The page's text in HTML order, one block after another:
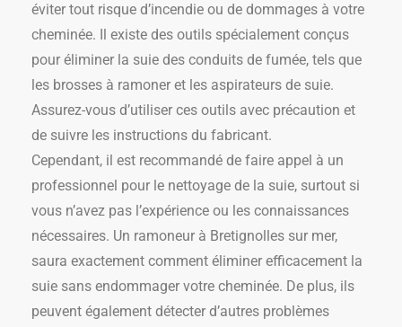
éviter tout risque d’incendie ou de dommages à votre
cheminée. Il existe des outils spécialement conçus
pour éliminer la suie des conduits de fumée, tels que
les brosses à ramoner et les aspirateurs de suie.
Assurez-vous d’utiliser ces outils avec précaution et
de suivre les instructions du fabricant.
Cependant, il est recommandé de faire appel à un
professionnel pour le nettoyage de la suie, surtout si
vous n’avez pas l’expérience ou les connaissances
nécessaires. Un ramoneur à Bretignolles sur mer,
saura exactement comment éliminer efficacement la
suie sans endommager votre cheminée. De plus, ils
peuvent également détecter d’autres problèmes